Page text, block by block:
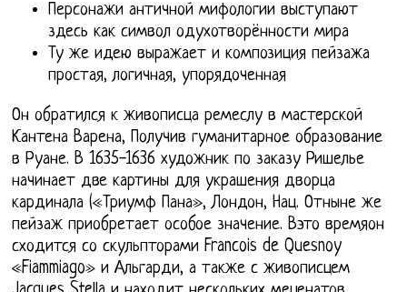
Персонажи античной мифологии выступают
здесь как символ одухотворённости мира
Ту же идею выражает и композиция пейзажа
простая, логичная, упорядоченная
Он обратился к живописца ремеслу в мастерской
Кантена Варена, Получив гуманитарное образование
в Руане. В 1635-1636 художник по заказу Ришелье
начинает две картины для украшения дворца
кардинала («Триумф Пана», Лондон, Нац. Отныне же
пейзаж приобретает особое значение. Вэто времяон
сходится со скульпторами Francois de Quesnoy
«Fiammiago» и Альгарди, а также с живописцем